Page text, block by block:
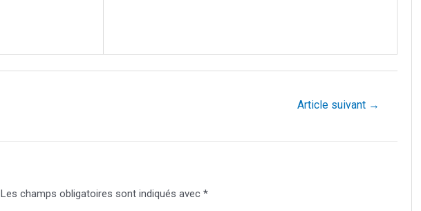
Article suivant →
Les champs obligatoires sont indiqués avec *